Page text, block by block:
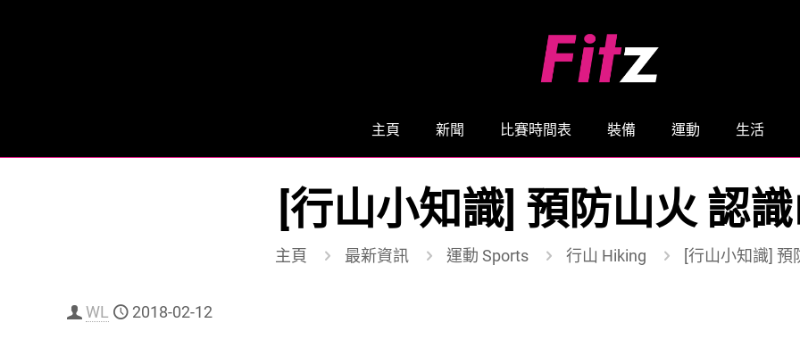
主頁 新聞 比賽時間表 裝備 運動 生活
[行山小知識] 預防山火 認
主頁 最新資訊 運動 Sports 行山 Hiking [行山小知識] 預
WL 2018-02-12